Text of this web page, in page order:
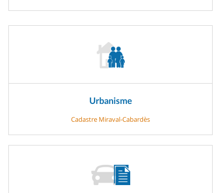
Urbanisme
Cadastre Miraval-Cabardès